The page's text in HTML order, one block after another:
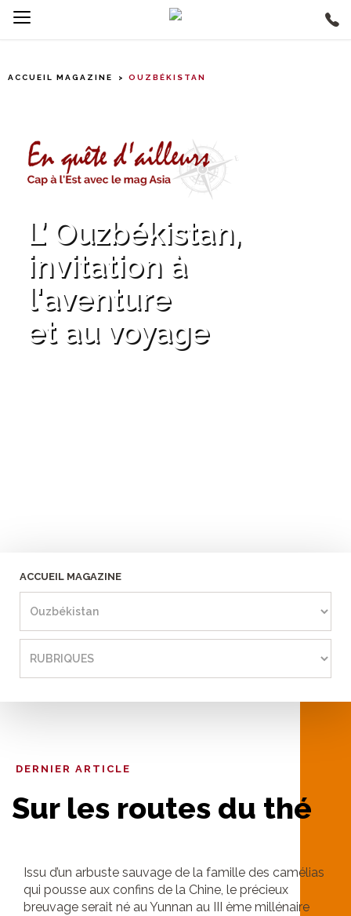
ACCUEIL MAGAZINE OUZBÉKISTAN
L’ Ouzbékistan,
invitation à
l'aventure
et au voyage
ACCUEIL MAGAZINE
DERNIER ARTICLE
Sur les routes du thé
Issu d’un arbuste sauvage de la famille des camélias
qui pousse aux confins de la Chine, le précieux
breuvage serait né au Yunnan au III ème millénaire